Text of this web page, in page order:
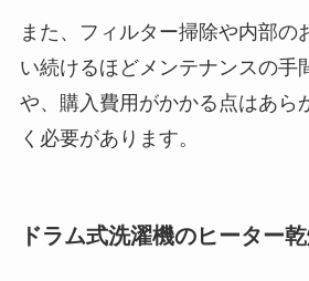
また、フィルター掃除や内部の
い続けるほどメンテナンスの手
や、購入費用がかかる点はあら
く必要があります。
ドラム式洗濯機のヒーター